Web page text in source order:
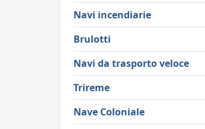
Navi incendiarie
Brulotti
Navi da trasporto veloce
Trireme
Nave Coloniale